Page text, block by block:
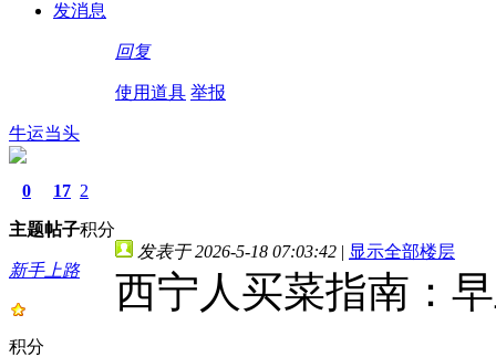
发消息
回复
使用道具 举报
牛运当头
0
主题
17
帖子
2
积分
新手上路
积分
发表于 2026-5-18 07:03:42 | 显示全部楼层
西宁人买菜指南：